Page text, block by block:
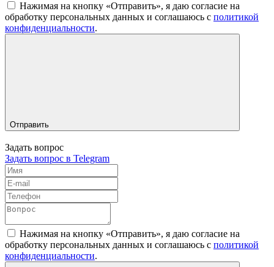
Нажимая на кнопку «Отправить», я даю согласие на
обработку персональных данных и соглашаюсь c политикой
конфиденциальности.
Отправить
Задать вопрос
Задать вопрос в Telegram
Нажимая на кнопку «Отправить», я даю согласие на
обработку персональных данных и соглашаюсь c политикой
конфиденциальности.